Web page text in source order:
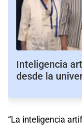
Inteligencia
desde la
“La inteligencia